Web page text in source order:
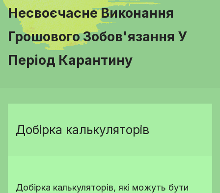
Несвоєчасне Виконання
Грошового Зобов'язання У
Період Карантину
Добірка калькуляторів
Добірка калькуляторів, які можуть бути